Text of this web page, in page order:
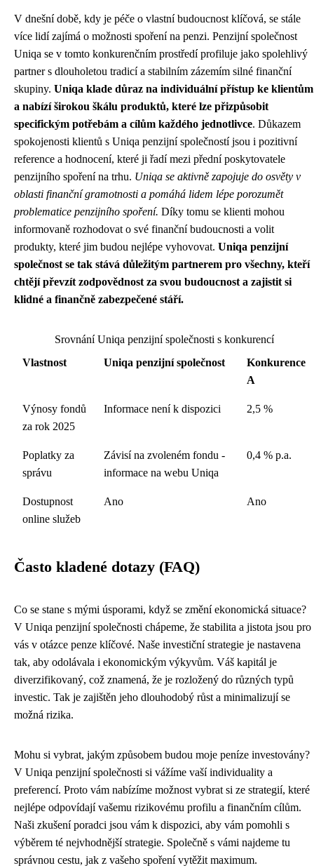
V dnešní době, kdy je péče o vlastní budoucnost klíčová, se stále
více lidí zajímá o možnosti spoření na penzi. Penzijní společnost
Uniqa se v tomto konkurenčním prostředí profiluje jako spolehlivý
partner s dlouholetou tradicí a stabilním zázemím silné finanční
skupiny. Uniqa klade důraz na individuální přístup ke klientům
a nabízí širokou škálu produktů, které lze přizpůsobit
specifickým potřebám a cílům každého jednotlivce. Důkazem
spokojenosti klientů s Uniqa penzijní společností jsou i pozitivní
reference a hodnocení, které ji řadí mezi přední poskytovatele
penzijního spoření na trhu. Uniqa se aktivně zapojuje do osvěty v
oblasti finanční gramotnosti a pomáhá lidem lépe porozumět
problematice penzijního spoření. Díky tomu se klienti mohou
informovaně rozhodovat o své finanční budoucnosti a volit
produkty, které jim budou nejlépe vyhovovat. Uniqa penzijní
společnost se tak stává důležitým partnerem pro všechny, kteří
chtějí převzít zodpovědnost za svou budoucnost a zajistit si
klidné a finančně zabezpečené stáří.
Srovnání Uniqa penzijní společnosti s konkurencí
Vlastnost
Uniqa penzijní společnost
Konkurence
A
Výnosy fondů
za rok 2025
Informace není k dispozici 2,5 %
Poplatky za
správu
Závisí na zvoleném fondu -
informace na webu Uniqa
0,4 % p.a.
Dostupnost
online služeb
Ano Ano
Často kladené dotazy (FAQ)
Co se stane s mými úsporami, když se změní ekonomická situace?
V Uniqa penzijní společnosti chápeme, že stabilita a jistota jsou pro
vás v otázce penze klíčové. Naše investiční strategie je nastavena
tak, aby odolávala i ekonomickým výkyvům. Váš kapitál je
diverzifikovaný, což znamená, že je rozložený do různých typů
investic. Tak je zajištěn jeho dlouhodobý růst a minimalizují se
možná rizika.
Mohu si vybrat, jakým způsobem budou moje peníze investovány?
V Uniqa penzijní společnosti si vážíme vaší individuality a
preferencí. Proto vám nabízíme možnost vybrat si ze strategií, které
nejlépe odpovídají vašemu rizikovému profilu a finančním cílům.
Naši zkušení poradci jsou vám k dispozici, aby vám pomohli s
výběrem té nejvhodnější strategie. Společně s vámi najdeme tu
správnou cestu, jak z vašeho spoření vytěžit maximum.